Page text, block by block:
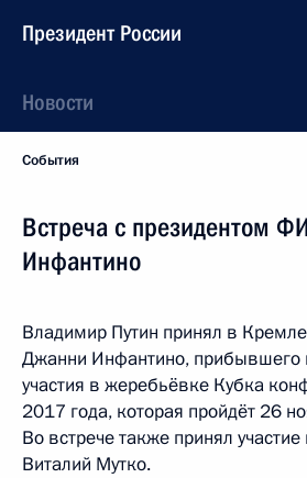
Президент России
Новости
События
Встреча с президентом
Инфантино
Владимир Путин принял в
Джанни Инфантино, прибывшего
участия в жеребьёвке Кубка
2017 года, которая пройдёт 26
Во встрече также принял
Виталий Мутко.